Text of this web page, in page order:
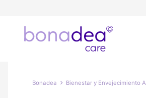
Bonadea Bienestar y Envejecimiento